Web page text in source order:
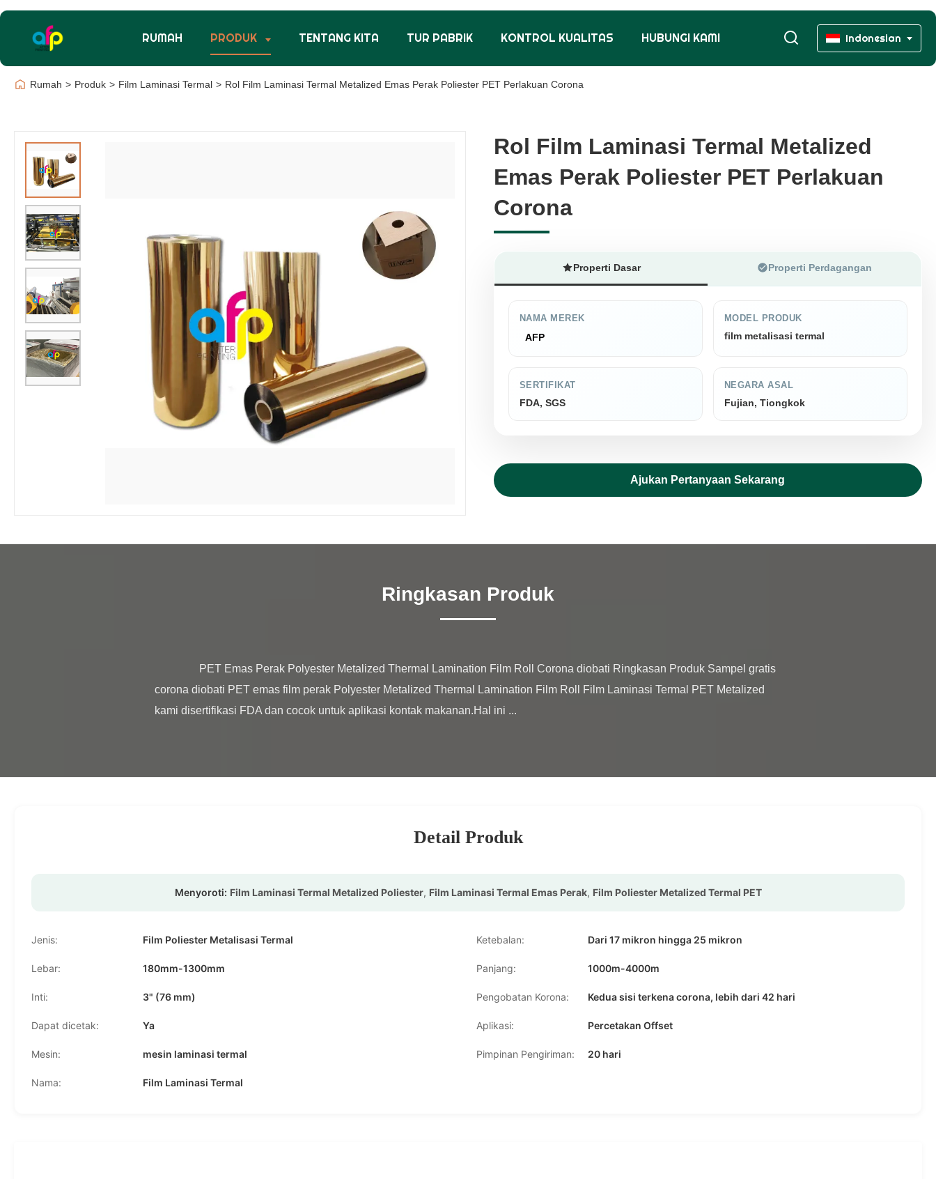
RUMAH PRODUK TENTANG KITA TUR PABRIK KONTROL KUALITAS HUBUNGI KAMI Indonesian
Rumah > Produk > Film Laminasi Termal > Rol Film Laminasi Termal Metalized Emas Perak Poliester PET Perlakuan Corona
Rol Film Laminasi Termal Metalized
Emas Perak Poliester PET Perlakuan
Corona
Rol Film Laminasi Termal Metalized
Emas Perak Poliester PET Perlakuan
Corona
Properti Dasar Properti Perdagangan
NAMA MEREK
AFP
MODEL PRODUK
film metalisasi termal
SERTIFIKAT
FDA, SGS
NEGARA ASAL
Fujian, Tiongkok
Ajukan Pertanyaan Sekarang
Ringkasan Produk
corona diobati PET emas film perak Polyester Metalized Thermal Lamination Film Roll Film Laminasi Termal PET Metalized
kami disertifikasi FDA dan cocok untuk aplikasi kontak makanan.Hal ini ...
Detail Produk
Menyoroti: Film Laminasi Termal Metalized Poliester, Film Laminasi Termal Emas Perak, Film Poliester Metalized Termal PET
Jenis: Film Poliester Metalisasi Termal Ketebalan: Dari 17 mikron hingga 25 mikron
Lebar: 180mm-1300mm Panjang: 1000m-4000m
Inti: 3" (76 mm) Pengobatan Korona: Kedua sisi terkena corona, lebih dari 42 hari
Dapat dicetak: Ya Aplikasi: Percetakan Offset
Mesin: mesin laminasi termal Pimpinan Pengiriman: 20 hari
Nama: Film Laminasi Termal